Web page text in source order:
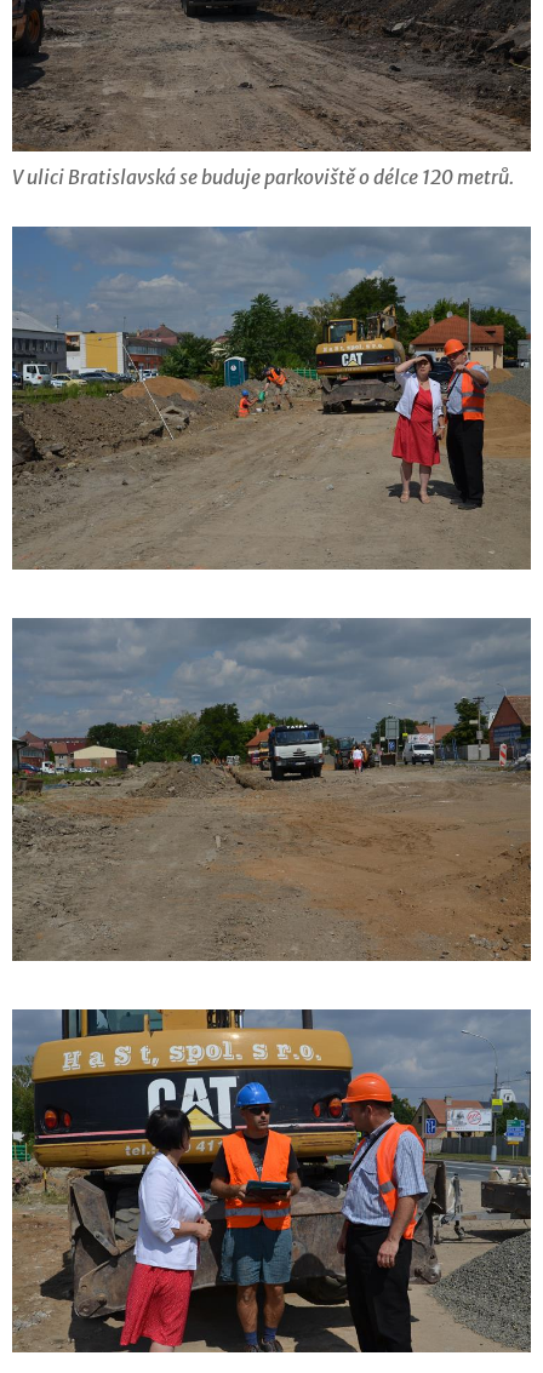
V ulici Bratislavská se buduje parkoviště o délce 120 metrů.